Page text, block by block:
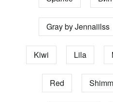
Gray by Jennaiilss
Kiwi Lila
Red